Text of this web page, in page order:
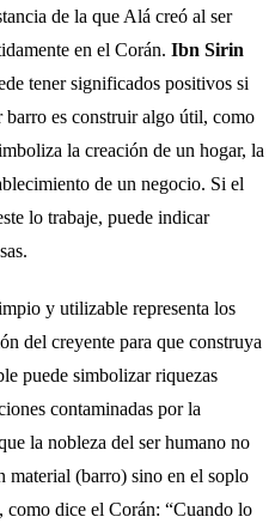
de la que Alá creó al ser
en el Corán. Ibn Sirin
tener significados positivos si
barro es construir algo útil, como
la creación de un hogar, la
de un negocio. Si el
lo trabaje, puede indicar
y utilizable representa los
del creyente para que construya
puede simbolizar riquezas
contaminadas por la
la nobleza del ser humano no
material (barro) sino en el soplo
dice el Corán: “Cuando lo